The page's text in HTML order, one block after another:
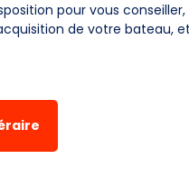
pour vous
de votre bateau,